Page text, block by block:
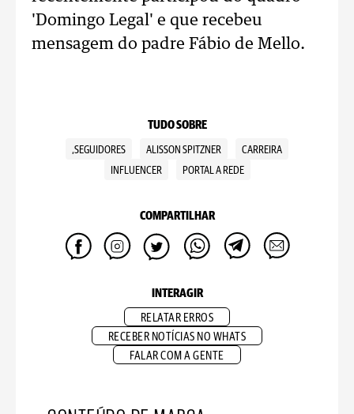
'Domingo Legal' e que recebeu
mensagem do padre Fábio de Mello.
TUDO SOBRE
,SEGUIDORES ALISSON SPITZNER
CARREIRA
INFLUENCER
PORTAL A REDE
COMPARTILHAR
INTERAGIR
RELATAR ERROS
RECEBER NOTÍCIAS NO WHATS
FALAR COM A GENTE